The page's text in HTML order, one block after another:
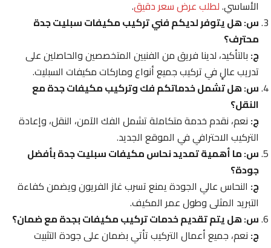
الأساسي.لطلب عرض سعر دقيق.
س: هل يتوفر لديكم فني تركيب مكيفات سبليت جدة
محترف؟
ج: بالتأكيد، لدينا فريق من الفنيين المتخصصين والحاصلين على
تدريب عالٍ في تركيب جميع أنواع وماركات مكيفات السبليت.
س: هل تشمل خدماتكم فك وتركيب مكيفات جدة مع
النقل؟
ج: نعم، نقدم خدمة متكاملة تشمل الفك الآمن، النقل، وإعادة
التركيب الاحترافي في الموقع الجديد.
س: ما أهمية تمديد نحاس مكيفات سبليت جدة بأفضل
جودة؟
ج: النحاس عالي الجودة يمنع تسرب غاز الفريون ويضمن كفاءة
التبريد المثلى وطول عمر المكيف.
س: هل يتم تقديم خدمات تركيب مكيفات بجدة مع ضمان؟
ج: نعم، جميع أعمال التركيب تأتي بضمان على جودة التثبيت